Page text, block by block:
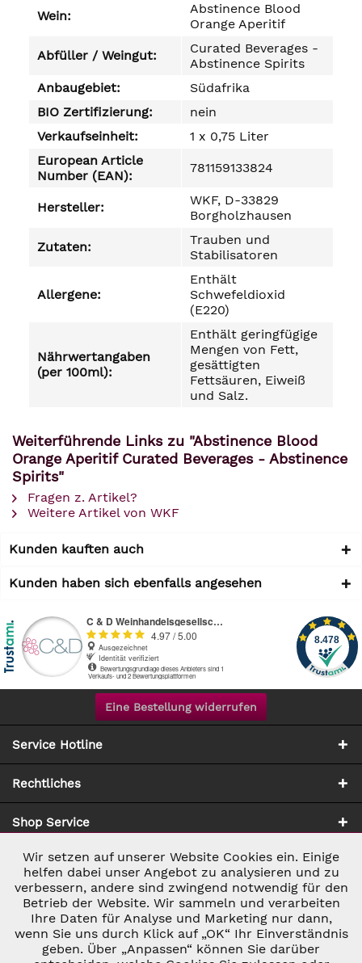
Wein:
Abstinence Blood
Orange Aperitif
Abfüller / Weingut:
Curated Beverages -
Abstinence Spirits
Anbaugebiet:
Südafrika
BIO Zertifizierung:
nein
Verkaufseinheit:
1 x 0,75 Liter
European Article
Number (EAN):
781159133824
Hersteller:
WKF, D-33829
Borgholzhausen
Zutaten:
Trauben und
Stabilisatoren
Allergene:
Enthält
Schwefeldioxid
(E220)
Nährwertangaben
(per 100ml):
Enthält geringfügige
Mengen von Fett,
gesättigten
Fettsäuren, Eiweiß
und Salz.
Weiterführende Links zu "Abstinence Blood
Orange Aperitif Curated Beverages - Abstinence
Spirits"
Fragen z. Artikel?
Weitere Artikel von WKF
Kunden kauften auch
Kunden haben sich ebenfalls angesehen
Eine Bestellung widerrufen
Service Hotline
Rechtliches
Shop Service
Zahlung & Versand
Notwendig Aktiv
Marketing Inaktiv
Tracking Inaktiv
Wir setzen auf unserer Website Cookies ein. Einige
helfen dabei unser Angebot zu analysieren und zu
verbessern, andere sind zwingend notwendig für den
Betrieb der Website. Wir sammeln und verarbeiten
Ihre Daten für Analyse und Marketing nur dann,
wenn Sie uns durch Klick auf „OK“ Ihr Einverständnis
geben. Über „Anpassen“ können Sie darüber